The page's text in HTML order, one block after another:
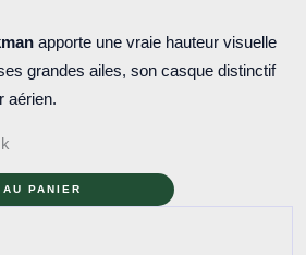
apporte une vraie hauteur visuelle
grandes ailes, son casque distinctif
aérien.
PANIER